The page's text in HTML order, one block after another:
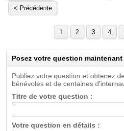
< Précédente
1 2 3 4
Posez votre question maintenant
Publiez votre question et obtenez
bénévoles et de centaines
Titre de votre question :
Votre question en détails :